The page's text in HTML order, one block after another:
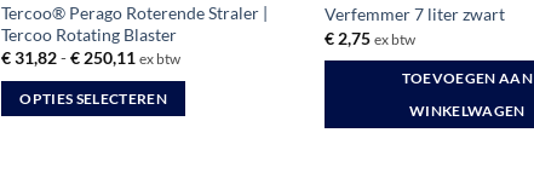
Tercoo® Perago Roterende Straler |
Tercoo Rotating Blaster
€31,82 - € 250,11Prijsklasse:
tot
€ 250,11
ex btw
OPTIES SELECTEREN
Verfemmer 7 liter zwart
€ 2,75 ex btw
TOEVOEGEN AAN
WINKELWAGEN